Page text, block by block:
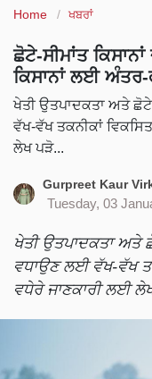
Home ਖਬਰਾਂ
ਛੋਟੇ-ਸੀਮਾਂਤ
ਕਿਸਾਨਾਂ ਲਈ ਅੰਤਰ-
ਖੇਤੀ ਉਤਪਾਦਕਤਾ ਅਤੇ
ਵੱਖ-ਵੱਖ ਤਕਨੀਕਾਂ
ਲੇਖ ਪੜੋ...
Gurpreet Kaur
Tuesday, 03
ਖੇਤੀ ਉਤਪਾਦਕਤਾ ਅਤੇ
ਵਧਾਉਣ ਲਈ ਵੱਖ-ਵੱਖ
ਵਧੇਰੇ ਜਾਣਕਾਰੀ ਲਈ